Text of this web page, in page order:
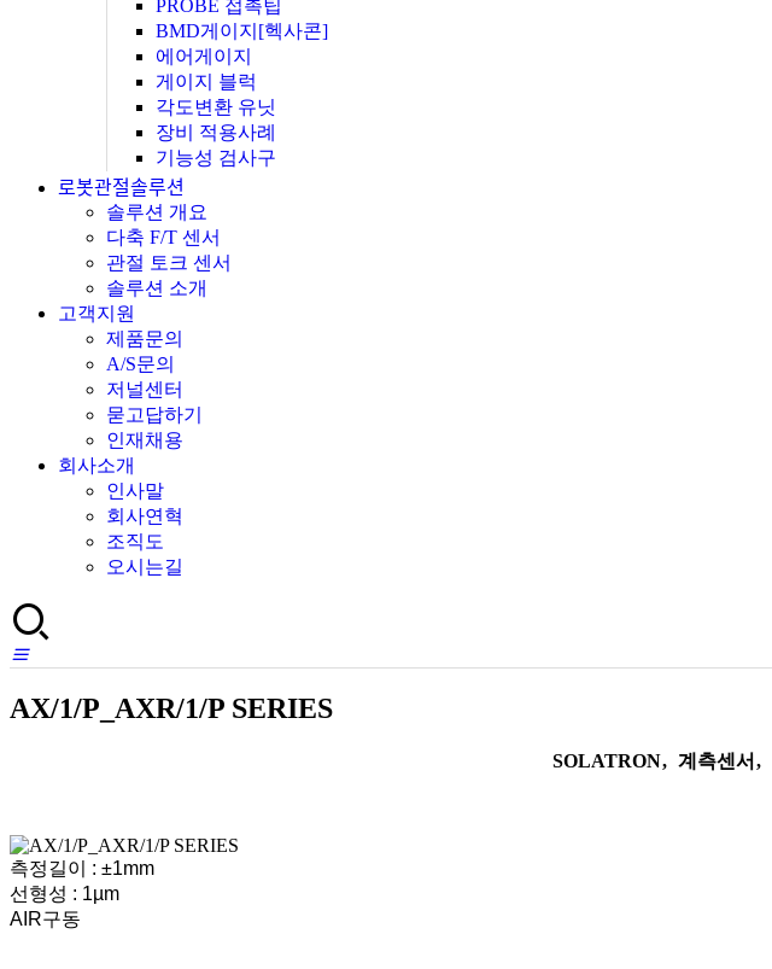
PROBE 접촉팁
BMD게이지[헥사콘]
에어게이지
게이지 블럭
각도변환 유닛
장비 적용사례
기능성 검사구
로봇관절솔루션
솔루션 개요
다축 F/T 센서
관절 토크 센서
솔루션 소개
고객지원
제품문의
A/S문의
저널센터
묻고답하기
인재채용
회사소개
인사말
회사연혁
조직도
오시는길
AX/1/P_AXR/1/P SERIES
SOLATRON, 계측센서,
측정길이 : ±1mm
선형성 : 1µm
AIR구동